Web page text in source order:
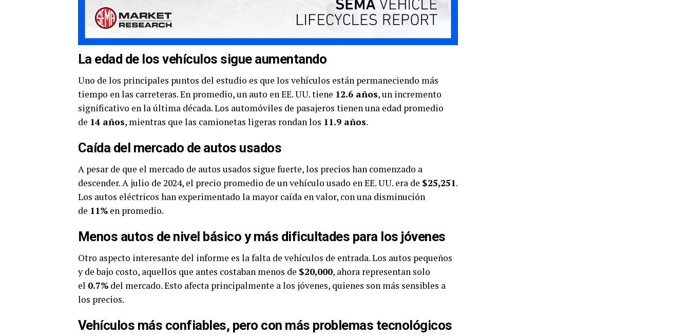
La edad de los vehículos sigue aumentando
Uno de los principales puntos del estudio es que los vehículos están permaneciendo más
tiempo en las carreteras. En promedio, un auto en EE. UU. tiene 12.6 años, un incremento
significativo en la última década. Los automóviles de pasajeros tienen una edad promedio
de 14 años, mientras que las camionetas ligeras rondan los 11.9 años.
Caída del mercado de autos usados
A pesar de que el mercado de autos usados sigue fuerte, los precios han comenzado a
descender. A julio de 2024, el precio promedio de un vehículo usado en EE. UU. era de $25,251.
Los autos eléctricos han experimentado la mayor caída en valor, con una disminución
de 11% en promedio.
Menos autos de nivel básico y más dificultades para los jóvenes
Otro aspecto interesante del informe es la falta de vehículos de entrada. Los autos pequeños
y de bajo costo, aquellos que antes costaban menos de $20,000, ahora representan solo
el 0.7% del mercado. Esto afecta principalmente a los jóvenes, quienes son más sensibles a
los precios.
Vehículos más confiables, pero con más problemas tecnológicos